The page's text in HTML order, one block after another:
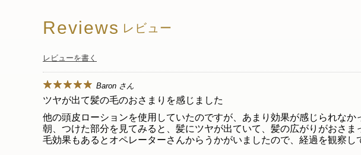
Reviews レビュー
レビューを書く
Baron さん
ツヤが出て髪の毛のおさまりを感じました
他の頭皮ローションを使用していたのですが、あまり効果が感じられな
朝、つけた部分を見てみると、髪にツヤが出ていて、髪の広がりがおさ
毛効果もあるとオペレーターさんからうかがいましたので、経過を観察